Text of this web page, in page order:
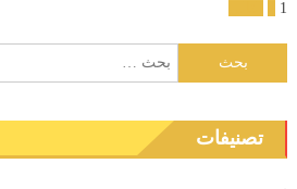
تعدد
صفحات
1
عن:
تصنيفات